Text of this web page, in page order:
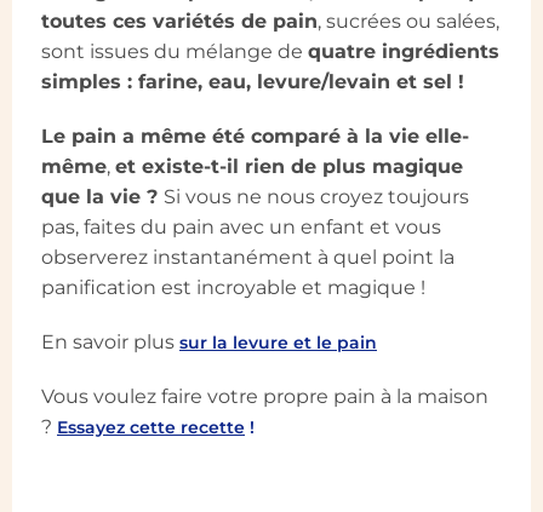
toutes ces variétés de pain, sucrées ou salées,
sont issues du mélange de quatre ingrédients
simples : farine, eau, levure/levain et sel !
Le pain a même été comparé à la vie elle-
même, et existe-t-il rien de plus magique
que la vie ? Si vous ne nous croyez toujours
pas, faites du pain avec un enfant et vous
observerez instantanément à quel point la
panification est incroyable et magique !
En savoir plus sur la levure et le pain
Vous voulez faire votre propre pain à la maison
? Essayez cette recette !